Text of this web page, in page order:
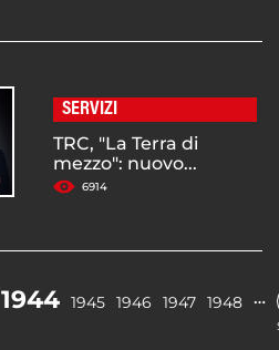
SERVIZI
TRC, "La Terra di
mezzo": nuovo...
6914
1944 1945 1946 1947 1948 …